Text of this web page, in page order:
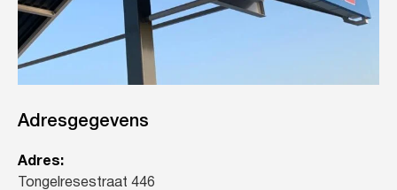
Adresgegevens
Adres:
Tongelresestraat 446